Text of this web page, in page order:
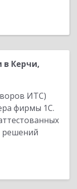
Керчи,
ИТС)
фирмы 1С.
решений